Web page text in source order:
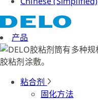
产品
粘合剂
固化方法